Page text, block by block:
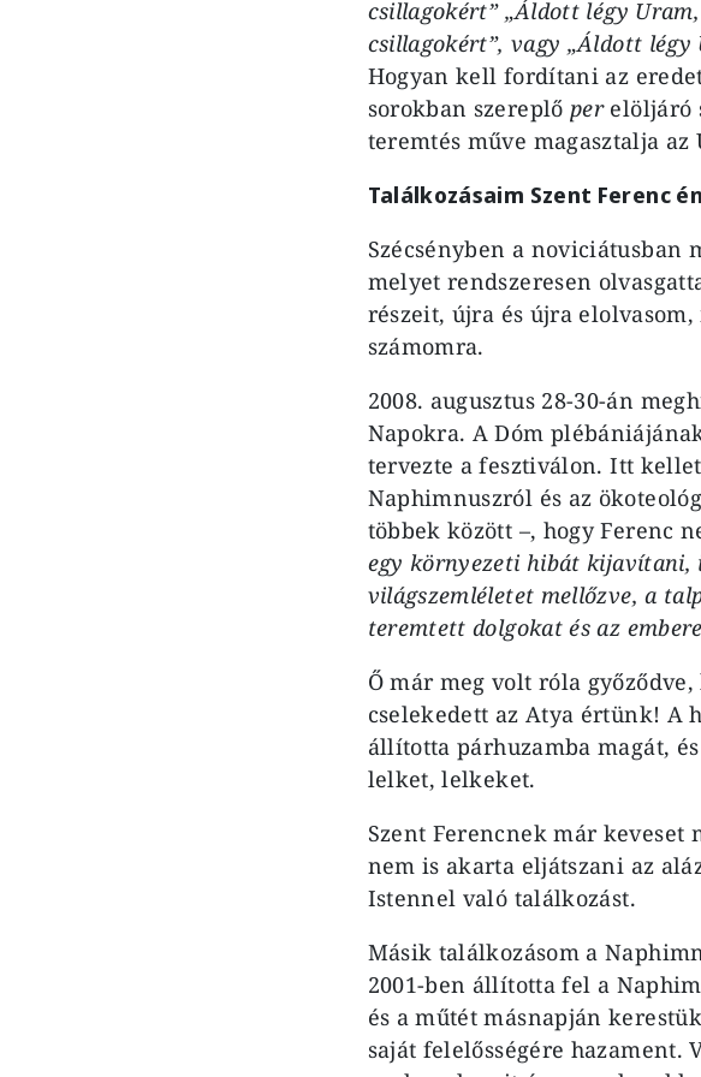
csillagokért” „Áldott légy
csillagokért”, vagy „Áldott
Hogyan kell fordítani az
sorokban szereplő perelöljáró
teremtés műve magasztalja az
Találkozásaim Szent Ferenc
Szécsényben a noviciátusban
melyet rendszeresen
részeit, újra és újra
számomra.
2008. augusztus 28-30-án
Napokra. A Dóm
tervezte a fesztiválon. Itt
Naphimnuszról és az
többek között –, hogy Ferenc
egy környezeti hibát kijavítani,
világszemléletet mellőzve, a
teremtett dolgokat és az
Ő már meg volt róla
cselekedett az Atya értünk! A
állította párhuzamba magát,
lelket, lelkeket.
Szent Ferencnek már
nem is akarta eljátszani az
Istennel való találkozást.
Másik találkozásom a
2001-ben állította fel a
és a műtét másnapján
saját felelősségére hazament.